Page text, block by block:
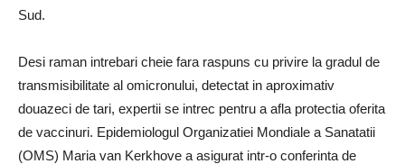
Sud.
Desi raman intrebari cheie fara raspuns cu privire la gradul de
transmisibilitate al omicronului, detectat in aproximativ
douazeci de tari, expertii se intrec pentru a afla protectia oferita
de vaccinuri. Epidemiologul Organizatiei Mondiale a Sanatatii
(OMS) Maria van Kerkhove a asigurat intr-o conferinta de